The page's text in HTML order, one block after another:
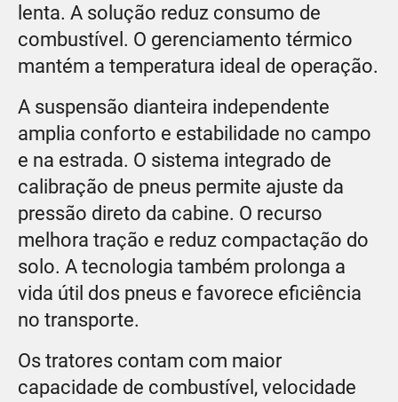
lenta. A solução reduz consumo de
combustível. O gerenciamento térmico
mantém a temperatura ideal de operação.
A suspensão dianteira independente
amplia conforto e estabilidade no campo
e na estrada. O sistema integrado de
calibração de pneus permite ajuste da
pressão direto da cabine. O recurso
melhora tração e reduz compactação do
solo. A tecnologia também prolonga a
vida útil dos pneus e favorece eficiência
no transporte.
Os tratores contam com maior
capacidade de combustível, velocidade